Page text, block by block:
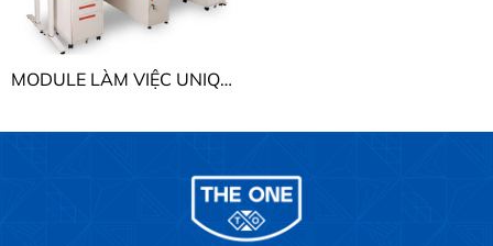
MODULE LÀM VIỆC UNIQUE THE ONE UNMD04CS3